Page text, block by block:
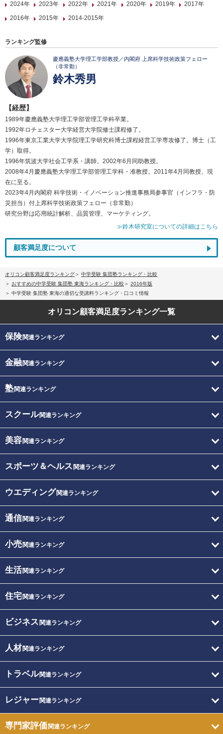
2024年
2023年 2022年 2021年 2020年 2019年
2017年
2016年
2015年 2014-2015年
ランキング監修
慶應義塾大学理工学部教授／内閣府 上席科学技術政策フェロー
（非常勤）
鈴木秀男
【経歴】
1989年慶應義塾大学理工学部管理工学科卒業。
1992年ロチェスター大学経営大学院修士課程修了。
1996年東京工業大学大学院理工学研究科博士課程経営工学専攻修了。博士（工
学）取得。
1996年筑波大学社会工学系・講師。2002年6月同助教授。
2008年4月慶應義塾大学理工学部管理工学科・准教授。2011年4月同教授、現
在に至る。
2023年4月内閣府 科学技術・イノベーション推進事務局参事官（インフラ・防
災担当）付上席科学技術政策フェロー（非常勤）
研究分野は応用統計解析、品質管理、マーケティング。
≫鈴木研究室についての詳細はこちら
顧客満足度について
オリコン顧客満足度ランキング
中学受験 集団塾ランキング・比較
おすすめの中学受験 集団塾 東海ランキング・比較
2016年版
中学受験 集団塾 東海の適切な受講料ランキング・口コミ情報
オリコン顧客満足度ランキング一覧
保険関連ランキング
金融関連ランキング
塾関連ランキング
スクール関連ランキング
美容関連ランキング
スポーツ＆ヘルス 関連ランキング
ウエディング関連ランキング
通信関連ランキング
小売関連ランキング
生活関連ランキング
住宅関連ランキング
ビジネス 関連ランキング
人材関連ランキング
トラベル関連ランキング
レジャー関連ランキング
専門家評価関連ランキング